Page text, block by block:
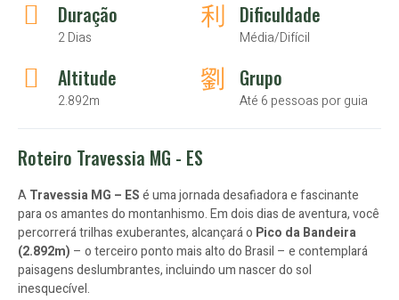
Duração
2 Dias
Dificuldade
Média/Difícil
Altitude
2.892m
Grupo
Até 6 pessoas por guia
Roteiro Travessia MG - ES
ATravessia MG – ESé uma jornada desafiadora e fascinante
para os amantes do montanhismo. Em dois dias de aventura, você
percorrerá trilhas exuberantes, alcançará o Pico da Bandeira
(2.892m) – o terceiro ponto mais alto do Brasil – e contemplará
paisagens deslumbrantes, incluindo um nascer do sol
inesquecível.